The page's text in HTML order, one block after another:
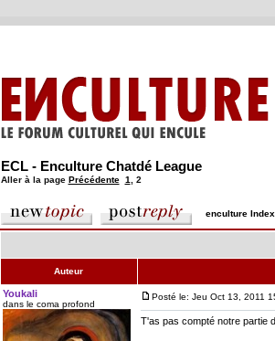
ECL - Enculture Chatdé League
Aller à la page Précédente 1 2
enculture
Auteur
Youkali
dans le coma profond
Posté le: Jeu Oct 13, 2011
T'as pas compté notre partie